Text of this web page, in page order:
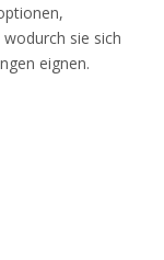
sie sich
eignen.